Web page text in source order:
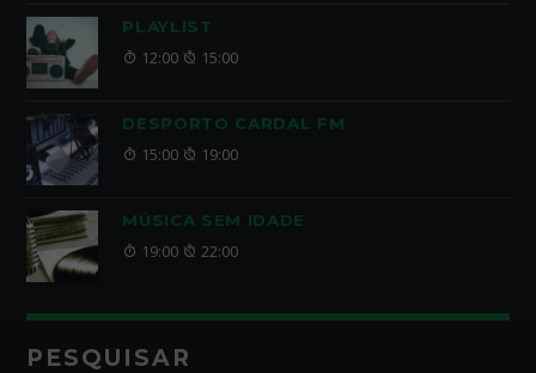
PLAYLIST
12:00 15:00
DESPORTO CARDAL FM
15:00 19:00
MÚSICA SEM IDADE
19:00 22:00
PESQUISAR